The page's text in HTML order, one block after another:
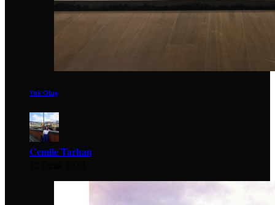
Yok Oluş
Cemile Tarhan